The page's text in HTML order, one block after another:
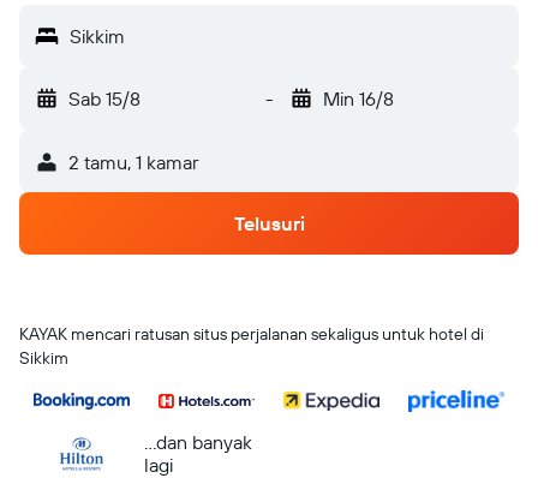
Sikkim
Sab 15/8 - Min 16/8
2 tamu, 1 kamar
Telusuri
KAYAK mencari ratusan situs perjalanan sekaligus untuk hotel di
Sikkim
...dan banyak
lagi